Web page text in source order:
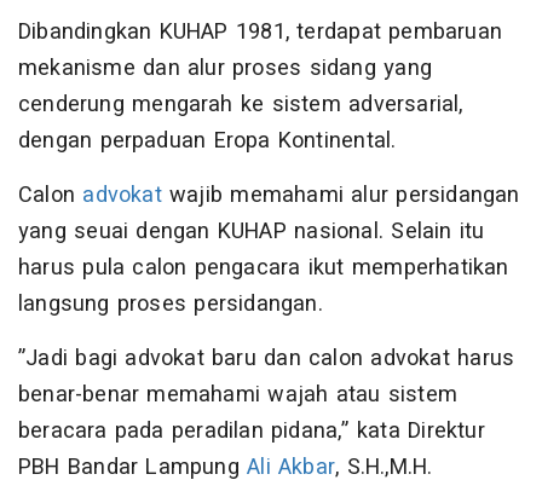
Dibandingkan KUHAP 1981, terdapat pembaruan
mekanisme dan alur proses sidang yang
cenderung mengarah ke sistem adversarial,
dengan perpaduan Eropa Kontinental.
Calon advokatwajib memahami alur persidangan
yang seuai dengan KUHAP nasional. Selain itu
harus pula calon pengacara ikut memperhatikan
langsung proses persidangan.
”Jadi bagi advokat baru dan calon advokat harus
benar-benar memahami wajah atau sistem
beracara pada peradilan pidana,” kata Direktur
PBH Bandar LampungAli Akbar, S.H.,M.H.